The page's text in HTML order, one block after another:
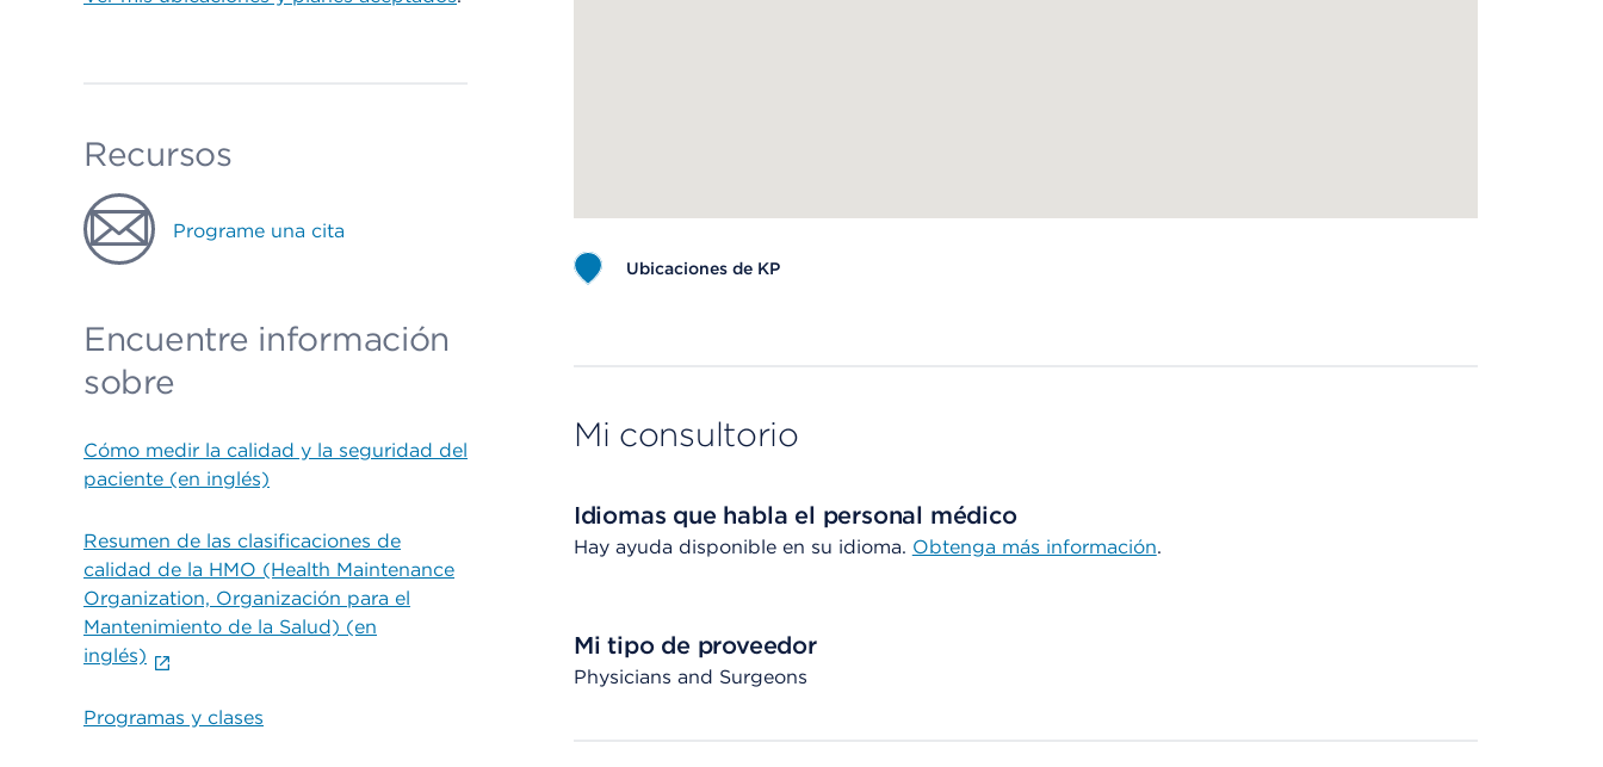
Recursos
Programe una cita
Encuentre información
sobre
Cómo medir la calidad y la seguridad del
paciente (en inglés)
Resumen de las clasificaciones de
calidad de la HMO (Health Maintenance
Organization, Organización para el
Mantenimiento de la Salud) (en
inglés)
Programas y clases
Ubicaciones de KP
Mi consultorio
Idiomas que habla el personal médico
Hay ayuda disponible en su idioma. Obtenga más información.
Mi tipo de proveedor
Physicians and Surgeons